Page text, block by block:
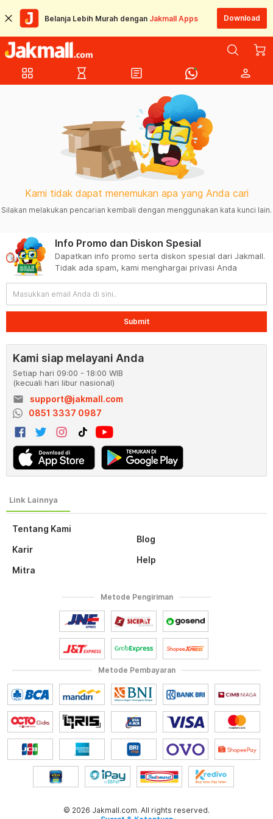
Belanja Lebih Murah dengan Jakmall Apps Download
grid_view hourglass_empty article person
Kami tidak dapat menemukan apa yang Anda cari
Silakan melakukan pencarian kembali dengan menggunakan kata kunci lain.
Tentang Kami
Karir
Mitra
Blog
Help
Info Promo dan Diskon Spesial
Dapatkan info promo serta diskon spesial dari Jakmall.
Tidak ada spam, kami menghargai privasi Anda
Submit
Kami siap melayani Anda
Setiap hari 09:00 - 18:00 WIB
(kecuali hari libur nasional)
email
support@jakmall.com
0851 3337 0987
Metode Pembayaran
Metode Pengiriman
© 2026 Jakmall.com. All rights reserved.